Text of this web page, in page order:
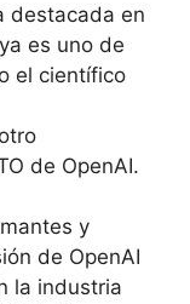
destacada en
es uno de
el científico
de OpenAI.
y
de OpenAI
la industria